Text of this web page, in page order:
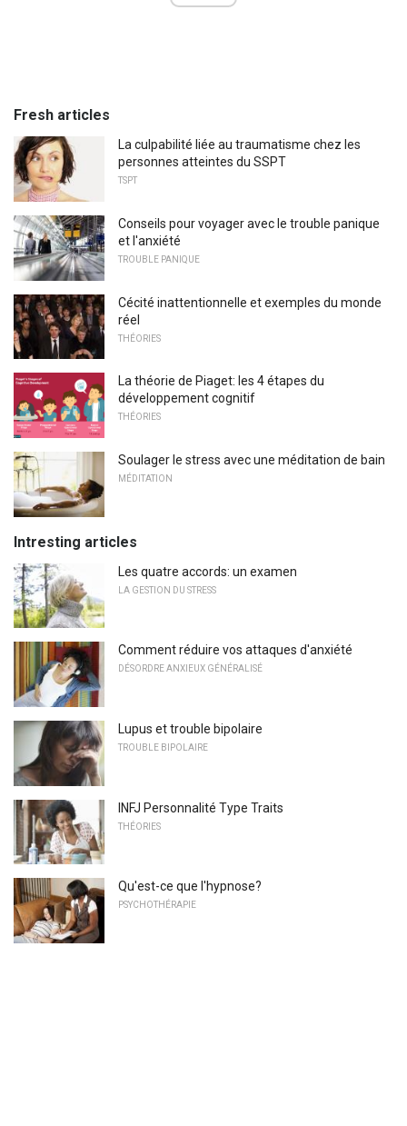
Fresh articles
La culpabilité liée au traumatisme chez les
personnes atteintes du SSPT
TSPT
Conseils pour voyager avec le trouble panique
et l'anxiété
TROUBLE PANIQUE
Cécité inattentionnelle et exemples du monde
réel
THÉORIES
La théorie de Piaget: les 4 étapes du
développement cognitif
THÉORIES
Soulager le stress avec une méditation de bain
MÉDITATION
Intresting articles
Les quatre accords: un examen
LA GESTION DU STRESS
Comment réduire vos attaques d'anxiété
DÉSORDRE ANXIEUX GÉNÉRALISÉ
Lupus et trouble bipolaire
TROUBLE BIPOLAIRE
INFJ Personnalité Type Traits
THÉORIES
Qu'est-ce que l'hypnose?
PSYCHOTHÉRAPIE